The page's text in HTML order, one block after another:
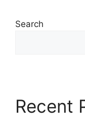
Search
Recent